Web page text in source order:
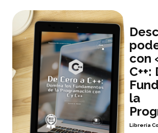
con
la
Librería